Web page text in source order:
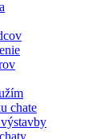
chate